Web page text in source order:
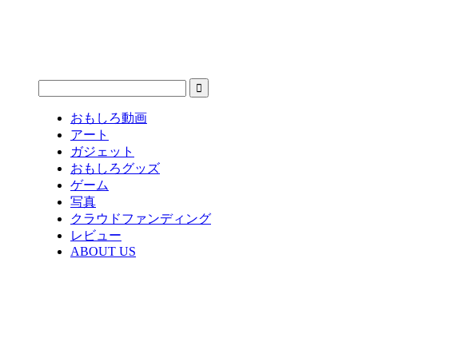
おもしろ動画
アート
ガジェット
おもしろグッズ
ゲーム
写真
クラウドファンディング
レビュー
ABOUT US